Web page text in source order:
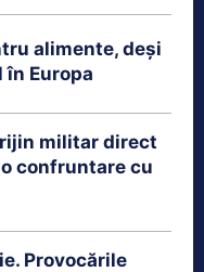
alimente, deși
în Europa
militar direct
confruntare cu
Provocările